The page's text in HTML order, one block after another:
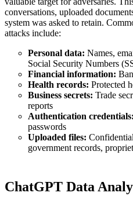
conversations, uploaded
system was asked to retain.
attacks include:
Personal data: Names,
Social Security Numbers
Financial information:
Health records: Protected
Business secrets: Trade
reports
Authentication credentials:
passwords
Uploaded files:
government records,
ChatGPT Data